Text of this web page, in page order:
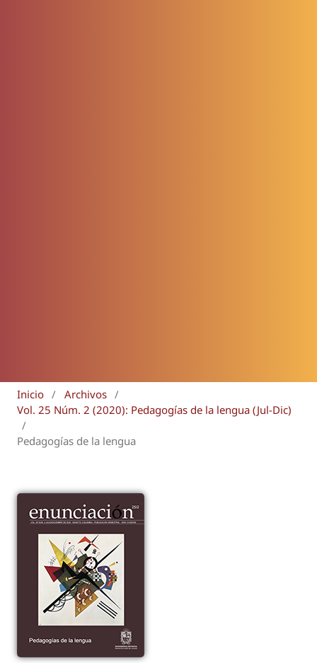
Inicio / Archivos /
Vol. 25 Núm. 2 (2020): Pedagogías de la lengua (Jul-Dic)
/
Pedagogías de la lengua